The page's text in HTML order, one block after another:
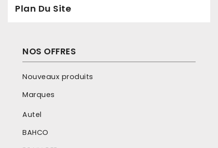
Plan Du Site
NOS OFFRES
Nouveaux produits
Marques
Autel
BAHCO